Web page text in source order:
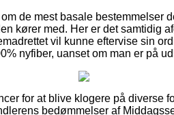
de mest basale bestemmelser
kører med. Her er det samtidig
vil kunne eftervise sin
nyfiber, uanset om man er på
for at blive klogere på diverse
bedømmelser af